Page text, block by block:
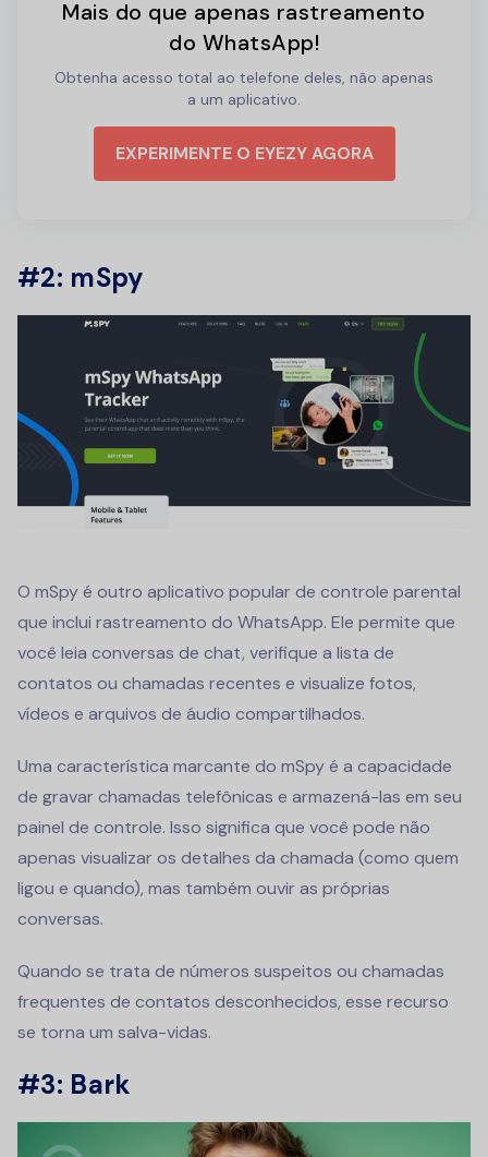
Mais do que apenas rastreamento
do WhatsApp!
Obtenha acesso total ao telefone deles, não apenas
a um aplicativo.
EXPERIMENTE O EYEZY AGORA
#2: mSpy
O mSpy é outro aplicativo popular de controle parental
que inclui rastreamento do WhatsApp. Ele permite que
você leia conversas de chat, verifique a lista de
contatos ou chamadas recentes e visualize fotos,
vídeos e arquivos de áudio compartilhados.
Uma característica marcante do mSpy é a capacidade
de gravar chamadas telefônicas e armazená-las em seu
painel de controle. Isso significa que você pode não
apenas visualizar os detalhes da chamada (como quem
ligou e quando), mas também ouvir as próprias
conversas.
Quando se trata de números suspeitos ou chamadas
frequentes de contatos desconhecidos, esse recurso
se torna um salva-vidas.
#3: Bark